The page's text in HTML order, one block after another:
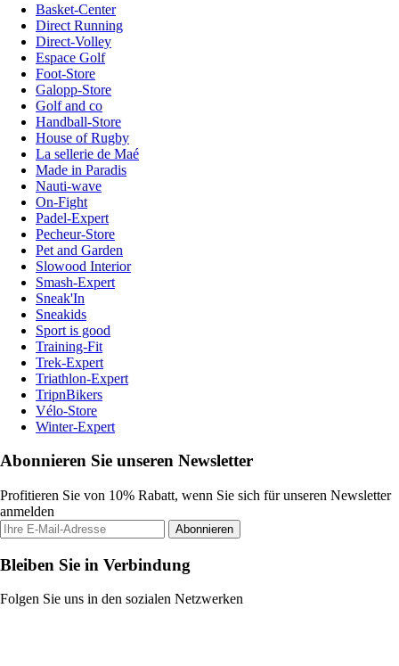
Basket-Center
Direct Running
Direct-Volley
Espace Golf
Foot-Store
Galopp-Store
Golf and co
Handball-Store
House of Rugby
La sellerie de Maé
Made in Paradis
Nauti-wave
On-Fight
Padel-Expert
Pecheur-Store
Pet and Garden
Slowood Interior
Smash-Expert
Sneak'In
Sneakids
Sport is good
Training-Fit
Trek-Expert
Triathlon-Expert
TripnBikers
Vélo-Store
Winter-Expert
Abonnieren Sie unseren Newsletter
Profitieren Sie von 10% Rabatt, wenn Sie sich für unseren Newsletter
anmelden
Abonnieren
Bleiben Sie in Verbindung
Folgen Sie uns in den sozialen Netzwerken